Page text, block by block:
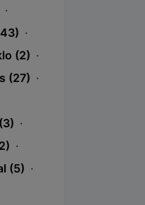
·
·
(2) ·
(27) ·
·
·
(5) ·